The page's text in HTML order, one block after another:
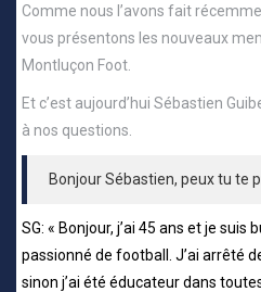
Comme nous l’avons fait
vous présentons les nouveaux
Montluçon Foot.
Et c’est aujourd’hui Sébastien
à nos questions.
Bonjour Sébastien, peux tu te
SG: « Bonjour, j’ai 45 ans et je suis
passionné de football. J’ai arrêté
sinon j’ai été éducateur dans